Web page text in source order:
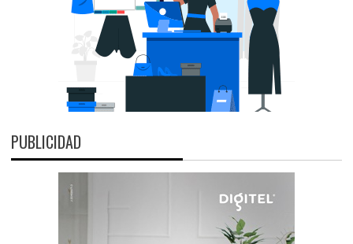
PUBLICIDAD